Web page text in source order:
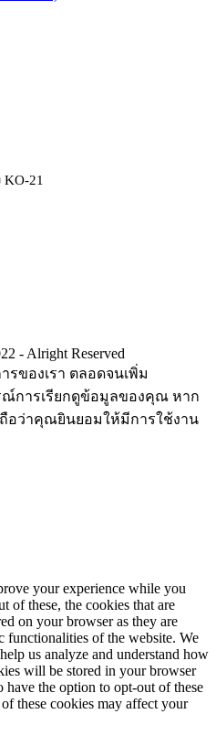
21
รของเรา ตลอดจนเพิ่ม
การเรียกดูข้อมูลของคุณ หาก
อว่าคุณยินยอมให้มีการใช้งาน
your experience while you
of these, the cookies that are
on your browser as they are
functionalities of the website. We
us analyze and understand how
will be stored in your browser
the option to opt-out of these
these cookies may affect your